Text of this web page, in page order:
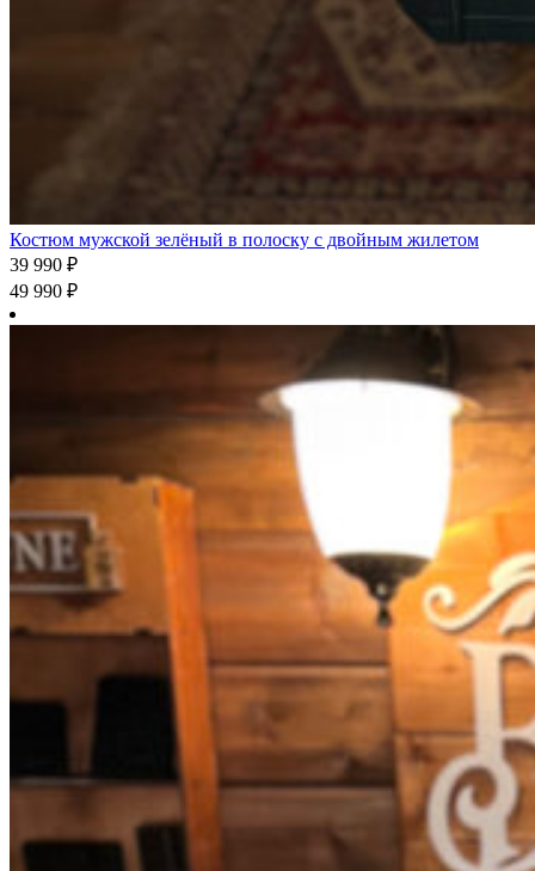
Костюм мужской зелёный в полоску с двойным жилетом
39 990 ₽
49 990 ₽